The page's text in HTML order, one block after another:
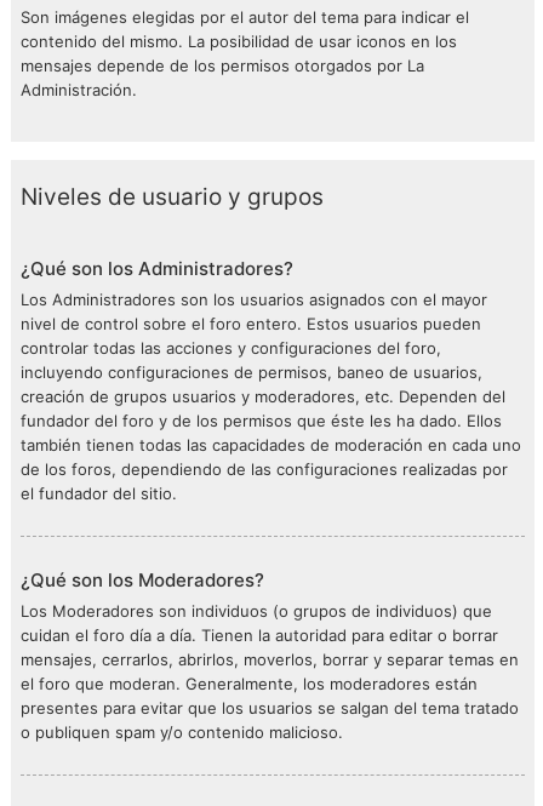
Son imágenes elegidas por el autor del tema para indicar el
contenido del mismo. La posibilidad de usar iconos en los
mensajes depende de los permisos otorgados por La
Administración.
Niveles de usuario y grupos
¿Qué son los Administradores?
Los Administradores son los usuarios asignados con el mayor
nivel de control sobre el foro entero. Estos usuarios pueden
controlar todas las acciones y configuraciones del foro,
incluyendo configuraciones de permisos, baneo de usuarios,
creación de grupos usuarios y moderadores, etc. Dependen del
fundador del foro y de los permisos que éste les ha dado. Ellos
también tienen todas las capacidades de moderación en cada uno
de los foros, dependiendo de las configuraciones realizadas por
el fundador del sitio.
¿Qué son los Moderadores?
Los Moderadores son individuos (o grupos de individuos) que
cuidan el foro día a día. Tienen la autoridad para editar o borrar
mensajes, cerrarlos, abrirlos, moverlos, borrar y separar temas en
el foro que moderan. Generalmente, los moderadores están
presentes para evitar que los usuarios se salgan del tema tratado
o publiquen spam y/o contenido malicioso.